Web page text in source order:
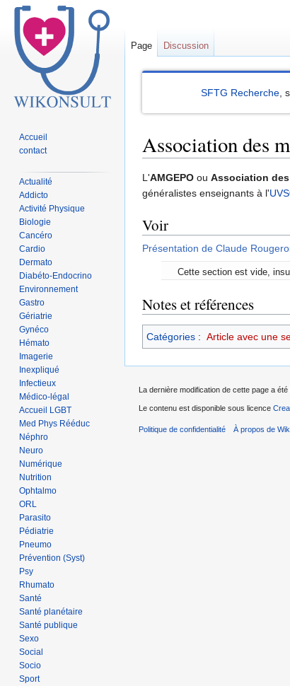
SFTG Recherche ,
Association des
Sauter
à
navigation
Sauter
à
recherche
L'AMGEPO ou Association
généralistes enseignants à l'
Voir
Présentation de Claude
Cette section est vide,
Notes et références
Catégories : Article avec une
Page Discussion
Accueil
contact
Actualité
Addicto
Activité Physique
Biologie
Cancéro
Cardio
Dermato
Diabéto-Endocrino
Environnement
Gastro
Gériatrie
Gynéco
Hémato
Imagerie
Inexpliqué
Infectieux
Médico-légal
Accueil LGBT
Med Phys Rééduc
Néphro
Neuro
Numérique
Nutrition
Ophtalmo
ORL
Parasito
Pédiatrie
Pneumo
Prévention (Syst)
Psy
Rhumato
Santé
Santé planétaire
Santé publique
Sexo
Social
Socio
Sport
La dernière modification de cette page a été
Le contenu est disponible sous licence
Politique de confidentialité À propos de